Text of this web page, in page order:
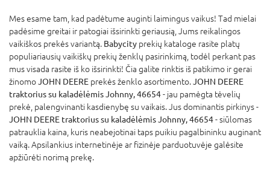
Mes esame tam, kad padėtume auginti laimingus vaikus! Tad mielai
padėsime greitai ir patogiai išsirinkti geriausią, Jums reikalingos
vaikiškos prekės variantą. Babycity prekių kataloge rasite platų
populiariausių vaikiškų prekių ženklų pasirinkimą, todėl perkant pas
mus visada rasite iš ko išsirinkti! Čia galite rinktis iš patikimo ir gerai
žinomoJOHN DEERE prekės ženklo asortimento.JOHN DEERE
traktorius su kaladėlėmis Johnny, 46654- jau pamėgta tėvelių
prekė, palengvinanti kasdienybę su vaikais. Jus dominantis pirkinys -
JOHN DEERE traktorius su kaladėlėmis Johnny, 46654- siūlomas
patrauklia kaina, kuris neabejotinai taps puikiu pagalbininku auginant
vaiką. Apsilankius internetinėje ar fizinėje parduotuvėje galėsite
apžiūrėti norimą prekę.